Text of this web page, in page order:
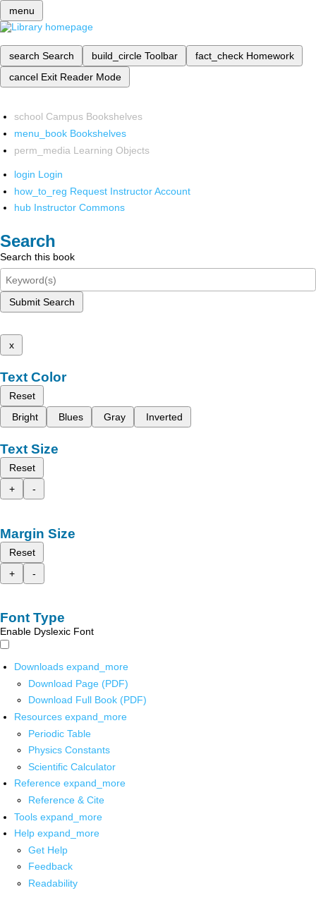
menu
search Search build_circle Toolbar fact_check Homework
cancel Exit Reader Mode
school Campus Bookshelves
menu_book Bookshelves
perm_media Learning Objects
login Login
how_to_reg Request Instructor Account
hub Instructor Commons
Search
Search this book
Submit Search
x
Text Color
Reset
Bright
Blues Gray Inverted
Text Size
Reset
+
-
Margin Size
Reset
+
-
Font Type
Enable Dyslexic Font
Downloads expand_more
Download Page (PDF)
Download Full Book (PDF)
Resources expand_more
Periodic Table
Physics Constants
Scientific Calculator
Reference expand_more
Reference & Cite
Tools expand_more
Help expand_more
Get Help
Feedback
Readability